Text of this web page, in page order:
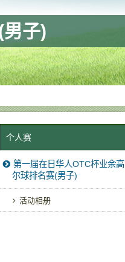
子)
个人赛
第一届在日华人OTC杯业余高
尔球排名赛(男子)
活动相册